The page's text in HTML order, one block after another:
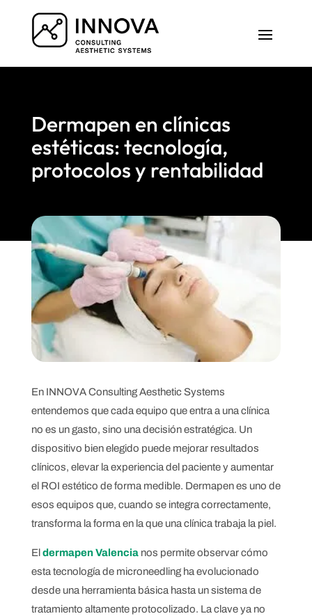
Dermapen en clínicas
estéticas: tecnología,
protocolos y rentabilidad
En INNOVA Consulting Aesthetic Systems
entendemos que cada equipo que entra a una clínica
no es un gasto, sino una decisión estratégica. Un
dispositivo bien elegido puede mejorar resultados
clínicos, elevar la experiencia del paciente y aumentar
el ROI estético de forma medible. Dermapen es uno de
esos equipos que, cuando se integra correctamente,
transforma la forma en la que una clínica trabaja la piel.
El dermapen Valencianos permite observar cómo
esta tecnología de microneedling ha evolucionado
desde una herramienta básica hasta un sistema de
tratamiento altamente protocolizado. La clave ya no